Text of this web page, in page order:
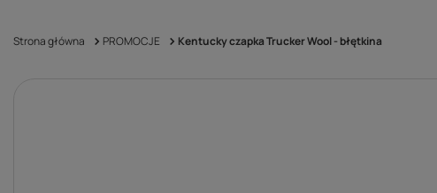
Strona główna PROMOCJE Kentucky czapka Trucker Wool - błętkina